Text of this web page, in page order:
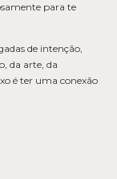
para te
de intenção,
da arte, da
é ter uma conexão